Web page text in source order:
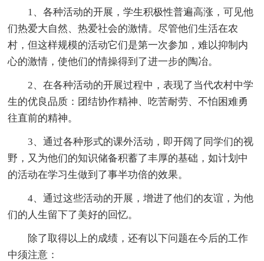
1、各种活动的开展，学生积极性普遍高涨，可见他
们热爱大自然、热爱社会的激情。尽管他们生活在农
村，但这样规模的活动它们是第一次参加，难以抑制内
心的激情，使他们的情操得到了进一步的陶冶。
2、在各种活动的开展过程中，表现了当代农村中学
生的优良品质：团结协作精神、吃苦耐劳、不怕困难勇
往直前的精神。
3、通过各种形式的课外活动，即开阔了同学们的视
野，又为他们的知识储备积蓄了丰厚的基础，如计划中
的活动在学习生做到了事半功倍的效果。
4、通过这些活动的开展，增进了他们的友谊，为他
们的人生留下了美好的回忆。
除了取得以上的成绩，还有以下问题在今后的工作
中须注意：